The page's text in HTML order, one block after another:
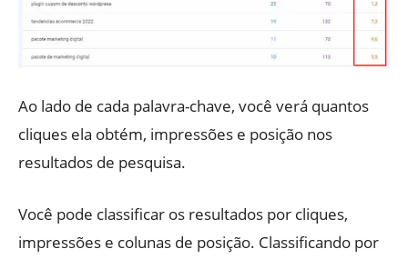
Ao lado de cada palavra-chave, você verá quantos
cliques ela obtém, impressões e posição nos
resultados de pesquisa.
Você pode classificar os resultados por cliques,
impressões e colunas de posição. Classificando por